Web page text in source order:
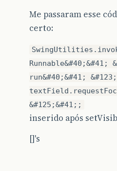
Me passaram esse
certo:
run&#40;&#41; &#123;
&#125;&#41;;
inserido após
[]'s